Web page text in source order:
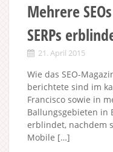
Mehrere
SERPs
21. April 2015
Wie das SEO-
berichtete sind im
Francisco sowie in
Ballungsgebieten in
erblindet, nachdem
Mobile […]